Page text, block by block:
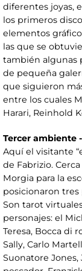
diferentes joyas,
los primeros
elementos
las que se
también algunas
de pequeña
que siguieron
entre los cuales
Harari, Reinhold
Tercer ambiente
Aquí el visitante
de Fabrizio.
Morgia para la
posicionaron tres
Son tarot
personajes: el
Teresa, Bocca di
Sally, Carlo
Suonatore Jones,